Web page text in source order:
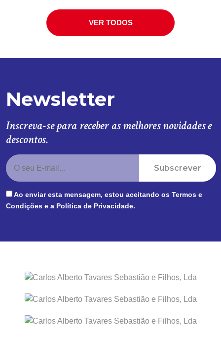
VER TODOS
Newsletter
Inscreva-se para receber as melhores novidades e
descontos.
Subscrever
Ao enviar esta mensagem, estou aceitando os Termos e
Condições e a Política de Privacidade.